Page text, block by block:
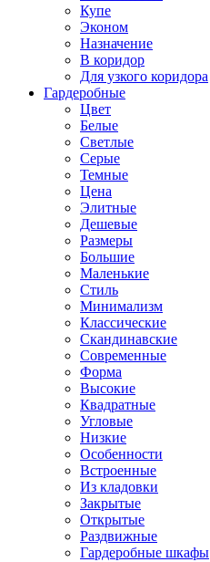
Купе
Эконом
Назначение
В коридор
Для узкого коридора
Гардеробные
Цвет
Белые
Светлые
Серые
Темные
Цена
Элитные
Дешевые
Размеры
Большие
Маленькие
Стиль
Минимализм
Классические
Скандинавские
Современные
Форма
Высокие
Квадратные
Угловые
Низкие
Особенности
Встроенные
Из кладовки
Закрытые
Открытые
Раздвижные
Гардеробные шкафы